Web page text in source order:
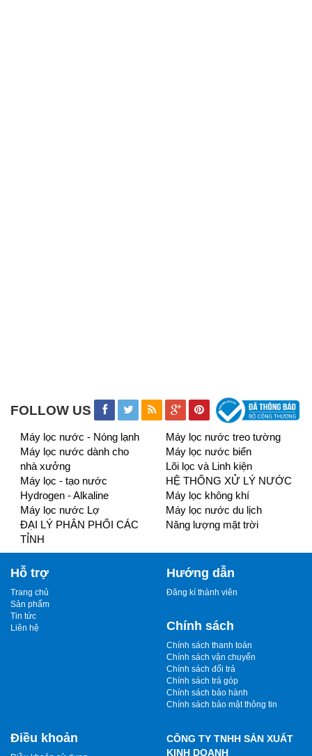
FOLLOW US
Máy lọc nước - Nóng lạnh
Máy lọc nước treo tường
Máy lọc nước dành cho
nhà xưởng
Máy lọc nước biển
Lõi lọc và Linh kiện
Máy lọc - tạo nước
Hydrogen - Alkaline
HỆ THỐNG XỬ LÝ NƯỚC
Máy lọc không khí
Máy lọc nước Lợ
Máy lọc nước du lịch
ĐẠI LÝ PHÂN PHỐI CÁC
TỈNH
Năng lượng mặt trời
Hỗ trợ
Trang chủ
Sản phẩm
Tin tức
Liên hệ
Hướng dẫn
Đăng kí thành viên
Chính sách
Chính sách thanh toán
Chính sách vận chuyển
Chính sách đổi trả
Chính sách trả góp
Chính sách bảo hành
Chính sách bảo mật thông tin
Điều khoản
CÔNG TY TNHH SẢN XUẤT
KINH DOANH